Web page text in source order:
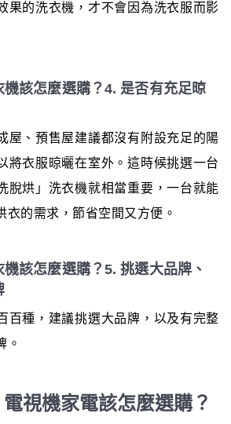
果的洗衣機，才不會因為洗衣服而影
機該怎麼選購？4. 是否有充足晾
屋、預售屋建議都沒有附設充足的陽
將衣服晾曬在室外。這時候挑選一台
脫烘」洗衣機就相當重要，一台就能
衣的需求，節省空間又方便。
該怎麼選購？5. 挑選大品牌、
百種，建議挑選大品牌，以及有完整
。
視機家電該怎麼選購？